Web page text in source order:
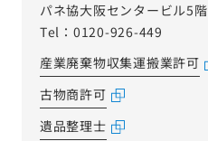
パネ協大阪センタービル5階
Tel：0120-926-449
産業廃棄物収集運搬業許可
古物商許可
遺品整理士